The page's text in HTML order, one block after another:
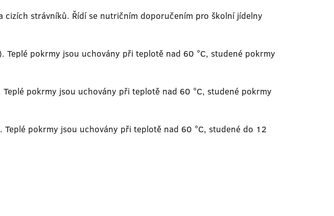
strávníků. Řídí se nutričním doporučením pro školní jídelny
pokrmy jsou uchovány při teplotě nad 60 °C, studené pokrmy
pokrmy jsou uchovány při teplotě nad 60 °C, studené pokrmy
pokrmy jsou uchovány při teplotě nad 60 °C, studené do 12